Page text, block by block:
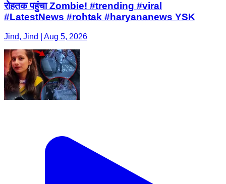
रोहतक पहुंचा Zombie! #trending #viral
#LatestNews #rohtak #haryananews YSK
Jind, Jind | Aug 5, 2026